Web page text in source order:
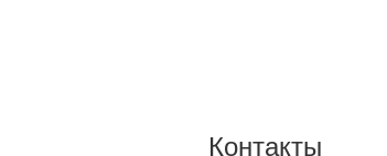
Контакты